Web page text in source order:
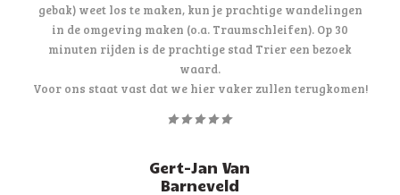
gebak) weet los te maken, kun je prachtige wandelingen
in de omgeving maken (o.a. Traumschleifen). Op 30
minuten rijden is de prachtige stad Trier een bezoek
waard.
Voor ons staat vast dat we hier vaker zullen terugkomen!
Gert-Jan Van
Barneveld